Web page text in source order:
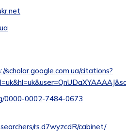
scholar.google.com.ua/citations?
0000-0002-7484-0673
rs.d7wyzcdR/cabinet/